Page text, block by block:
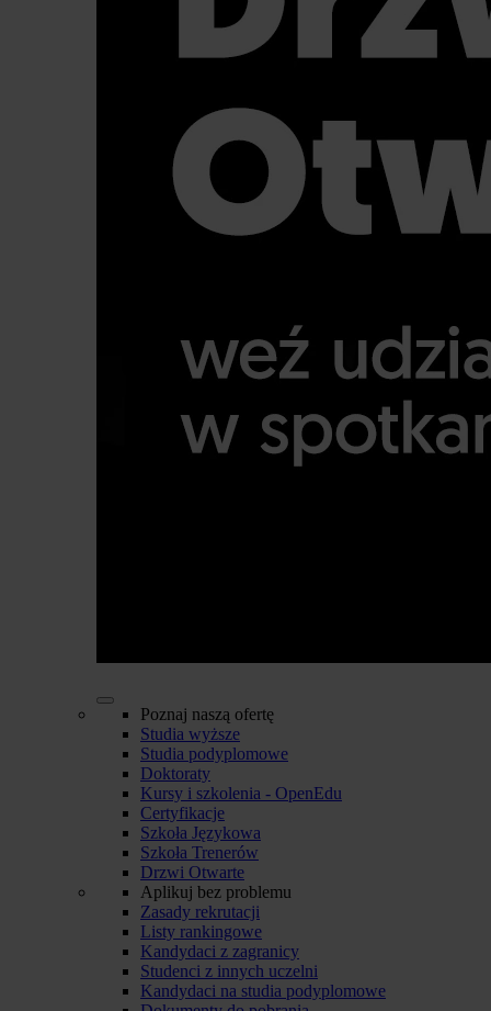
Poznaj naszą ofertę
Studia wyższe
Studia podyplomowe
Doktoraty
Kursy i szkolenia - OpenEdu
Certyfikacje
Szkoła Językowa
Szkoła Trenerów
Drzwi Otwarte
Aplikuj bez problemu
Zasady rekrutacji
Listy rankingowe
Kandydaci z zagranicy
Studenci z innych uczelni
Kandydaci na studia podyplomowe